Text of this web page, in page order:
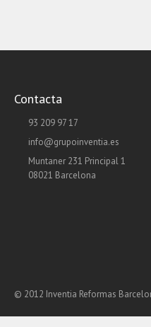
Contacta
93 209 97 17
info@grupoinventia.es
Muntaner 231 Principal 1
08021 Barcelona
© 2012 Inventia Reformas